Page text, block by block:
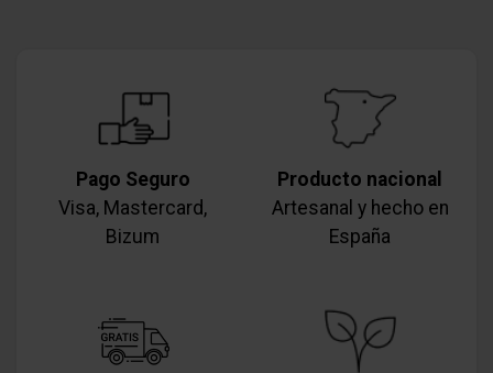
Pago Seguro
Visa, Mastercard,
Bizum
Producto nacional
Artesanal y hecho en
España